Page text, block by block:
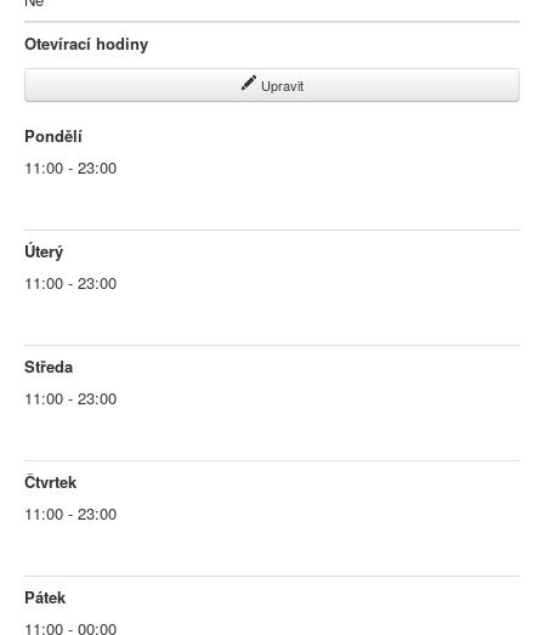
Otevírací hodiny
Upravit
Pondělí
11:00 - 23:00
Úterý
11:00 - 23:00
Středa
11:00 - 23:00
Čtvrtek
11:00 - 23:00
Pátek
11:00 - 00:00